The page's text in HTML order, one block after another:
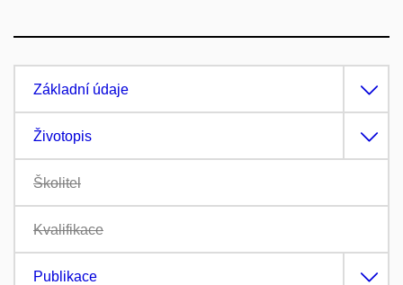
Základní údaje
Životopis
Školitel
Kvalifikace
Publikace